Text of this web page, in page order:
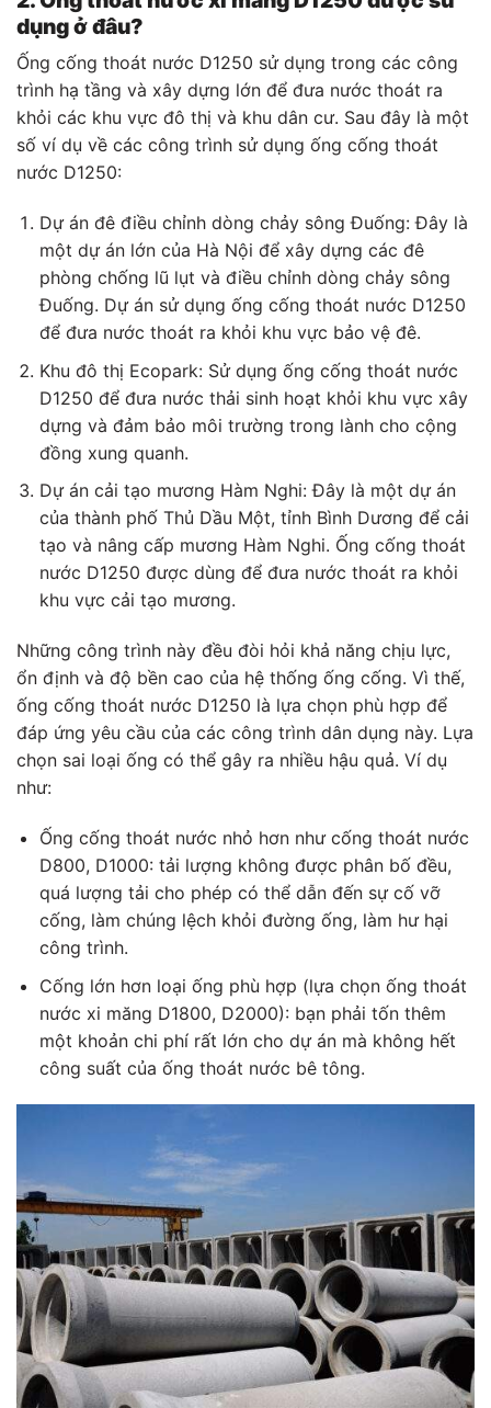
dụng ở đâu?
Ống cống thoát nước D1250 sử dụng trong các công
trình hạ tầng và xây dựng lớn để đưa nước thoát ra
khỏi các khu vực đô thị và khu dân cư. Sau đây là một
số ví dụ về các công trình sử dụng ống cống thoát
nước D1250:
Dự án đê điều chỉnh dòng chảy sông Đuống: Đây là
một dự án lớn của Hà Nội để xây dựng các đê
phòng chống lũ lụt và điều chỉnh dòng chảy sông
Đuống. Dự án sử dụng ống cống thoát nước D1250
để đưa nước thoát ra khỏi khu vực bảo vệ đê.
Khu đô thị Ecopark: Sử dụng ống cống thoát nước
D1250 để đưa nước thải sinh hoạt khỏi khu vực xây
dựng và đảm bảo môi trường trong lành cho cộng
đồng xung quanh.
Dự án cải tạo mương Hàm Nghi: Đây là một dự án
của thành phố Thủ Dầu Một, tỉnh Bình Dương để cải
tạo và nâng cấp mương Hàm Nghi. Ống cống thoát
nước D1250 được dùng để đưa nước thoát ra khỏi
khu vực cải tạo mương.
Những công trình này đều đòi hỏi khả năng chịu lực,
ổn định và độ bền cao của hệ thống ống cống. Vì thế,
ống cống thoát nước D1250 là lựa chọn phù hợp để
đáp ứng yêu cầu của các công trình dân dụng này. Lựa
chọn sai loại ống có thể gây ra nhiều hậu quả. Ví dụ
như:
Ống cống thoát nước nhỏ hơn như cống thoát nước
D800, D1000: tải lượng không được phân bố đều,
quá lượng tải cho phép có thể dẫn đến sự cố vỡ
cống, làm chúng lệch khỏi đường ống, làm hư hại
công trình.
Cống lớn hơn loại ống phù hợp (lựa chọn ống thoát
nước xi măng D1800, D2000): bạn phải tốn thêm
một khoản chi phí rất lớn cho dự án mà không hết
công suất của ống thoát nước bê tông.